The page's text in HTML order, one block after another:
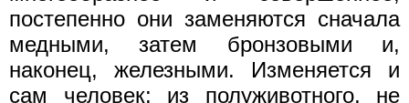
постепенно они заменяются сначала
медными, затем бронзовыми и,
наконец, железными. Изменяется и
сам человек: из полуживотного, не